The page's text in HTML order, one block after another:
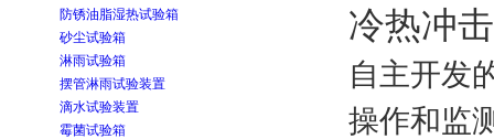
防锈油脂湿热试验箱
砂尘试验箱
淋雨试验箱
摆管淋雨试验装置
滴水试验装置
霉菌试验箱
冷热冲
自主开发
操作和监